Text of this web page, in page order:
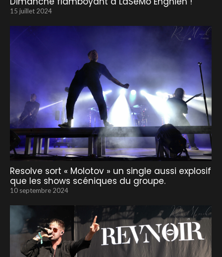
15 juillet 2024
Resolve sort « Molotov » un single aussi explosif
que les shows scéniques du groupe.
10 septembre 2024